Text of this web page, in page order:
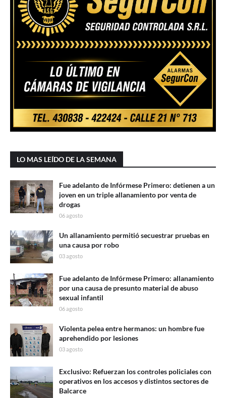
LO MAS LEÍDO DE LA SEMANA
Fue adelanto de Infórmese Primero: detienen a un
joven en un triple allanamiento por venta de
drogas
06 agosto
Un allanamiento permitió secuestrar pruebas en
una causa por robo
03 agosto
Fue adelanto de Infórmese Primero: allanamiento
por una causa de presunto material de abuso
sexual infantil
06 agosto
Violenta pelea entre hermanos: un hombre fue
aprehendido por lesiones
03 agosto
Exclusivo: Refuerzan los controles policiales con
operativos en los accesos y distintos sectores de
Balcarce